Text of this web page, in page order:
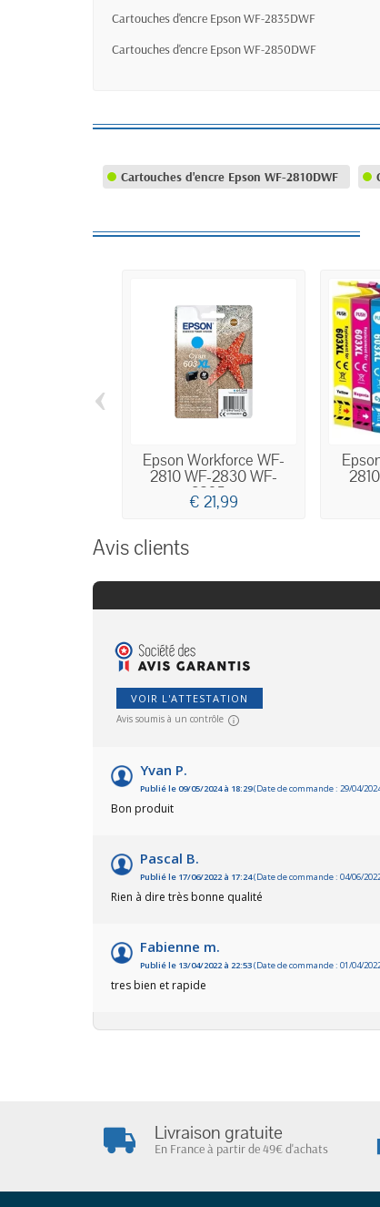
Cartouches d'encre Epson WF-2835DWF
Cartouches d'encre Epson WF-2850DWF
Cartouches d'encre Epson WF-2810DWF
Epson Workforce WF-
2810 WF-2830 WF-
2835...
€ 21,99
‹
Avis clients
VOIR L'ATTESTATION
Avis soumis à un contrôle
Yvan P.
Publié le 09/05/2024 à 18:29(Date de commande : 29/04/
Bon produit
Pascal B.
Publié le 17/06/2022 à 17:24(Date de commande : 04/06/
Rien à dire très bonne qualité
Fabienne m.
Publié le 13/04/2022 à 22:53(Date de commande : 01/04/
tres bien et rapide
Livraison gratuite
En France à partir de 49€ d'achats